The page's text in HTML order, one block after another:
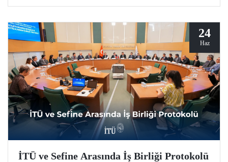
24
Haz
İTÜ ve Sefine Arasında İş Birliği Protokolü